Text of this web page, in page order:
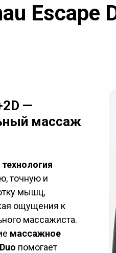
Escape
—
массаж
технология
точную и
мышц,
ощущения к
массажиста.
массажное
помогает